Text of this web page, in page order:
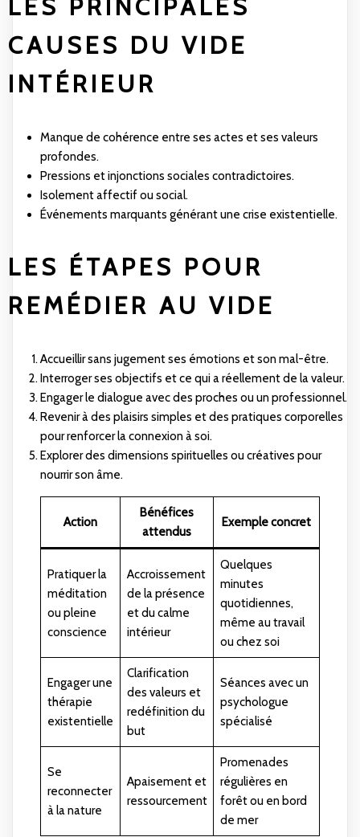
LES PRINCIPALES
CAUSES DU VIDE
INTÉRIEUR
Manque de cohérence entre ses actes et ses valeurs
profondes.
Pressions et injonctions sociales contradictoires.
Isolement affectif ou social.
Événements marquants générant une crise existentielle.
LES ÉTAPES POUR
REMÉDIER AU VIDE
Accueillir sans jugement ses émotions et son mal-être.
Interroger ses objectifs et ce qui a réellement de la valeur.
Engager le dialogue avec des proches ou un professionnel.
Revenir à des plaisirs simples et des pratiques corporelles
pour renforcer la connexion à soi.
Explorer des dimensions spirituelles ou créatives pour
nourrir son âme.
Action
Bénéfices
attendus
Exemple concret
Pratiquer la
méditation
ou pleine
conscience
Accroissement
de la présence
et du calme
intérieur
Quelques
minutes
quotidiennes,
même au travail
ou chez soi
Engager une
thérapie
existentielle
Clarification
des valeurs et
redéfinition du
but
Séances avec un
psychologue
spécialisé
Se
reconnecter
à la nature
Apaisement et
ressourcement
Promenades
régulières en
forêt ou en bord
de mer